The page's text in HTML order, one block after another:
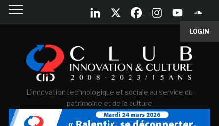
LOGIN
L'innovation technologique et sociale au service du
patrimoine et de la culture